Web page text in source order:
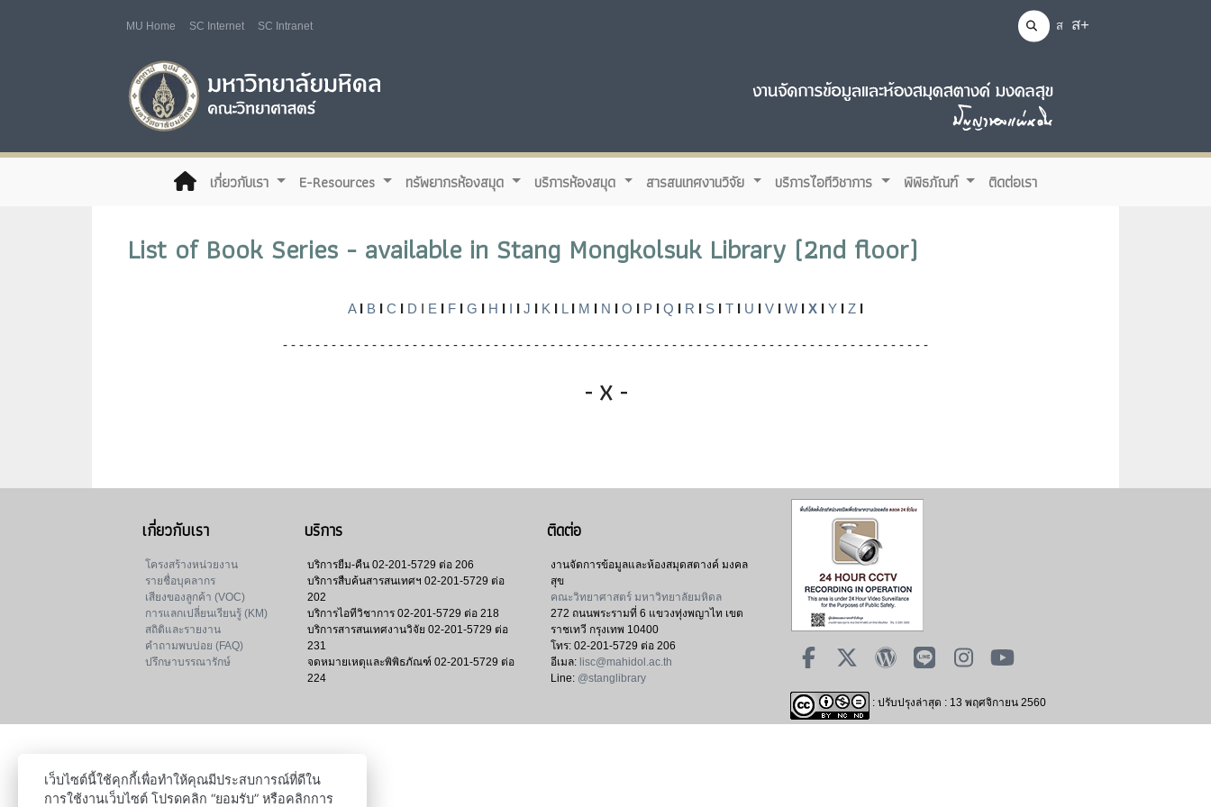
MU Home SC Internet SC Intranet ส ส+
(current)
เกี่ยวกับเรา E-Resources ทรัพยากรห้องสมุด บริการห้องสมุด สารสนเทศงานวิจัย บริการไอทีวิชาการ พิพิธภัณฑ์ ติดต่อเรา
List of Book Series - available in Stang Mongkolsuk Library (2nd floor)
A I B I C I D I E I F I G I H I I I J I K I L I M I N I O I P I Q I R I S I T I U I V I W I X I Y I Z I
- - - - - - - - - - - - - - - - - - - - - - - - - - - - - - - - - - - - - - - - - - - - - - - - - - - - - - - - - - - - - - - - - - - - - - - - - - - - - - - -
- X -
เกี่ยวกับเรา
โครงสร้างหน่วยงาน
รายชื่อบุคลากร
เสียงของลูกค้า (VOC)
การแลกเปลี่ยนเรียนรู้ (KM)
สถิติและรายงาน
คำถามพบบ่อย (FAQ)
ปรึกษาบรรณารักษ์
บริการ
บริการยืม-คืน 02-201-5729 ต่อ 206
บริการสืบค้นสารสนเทศฯ 02-201-5729 ต่อ
202
บริการไอทีวิชาการ 02-201-5729 ต่อ 218
บริการสารสนเทศงานวิจัย 02-201-5729 ต่อ
231
จดหมายเหตุและพิพิธภัณฑ์ 02-201-5729 ต่อ
224
ติดต่อ
งานจัดการข้อมูลและห้องสมุดสตางค์ มงคล
สุข
คณะวิทยาศาสตร์ มหาวิทยาลัยมหิดล
272 ถนนพระรามที่ 6 แขวงทุ่งพญาไท เขต
ราชเทวี กรุงเทพ 10400
โทร: 02-201-5729 ต่อ 206
อีเมล: lisc@mahidol.ac.th
Line: @stanglibrary
: ปรับปรุงล่าสุด : 13 พฤศจิกายน 2560
เว็บไซต์นี้ใช้คุกกี้เพื่อทำให้คุณมีประสบการณ์ที่ดีใน
การใช้งานเว็บไซต์ โปรดคลิก “ยอมรับ” หรือคลิกการ